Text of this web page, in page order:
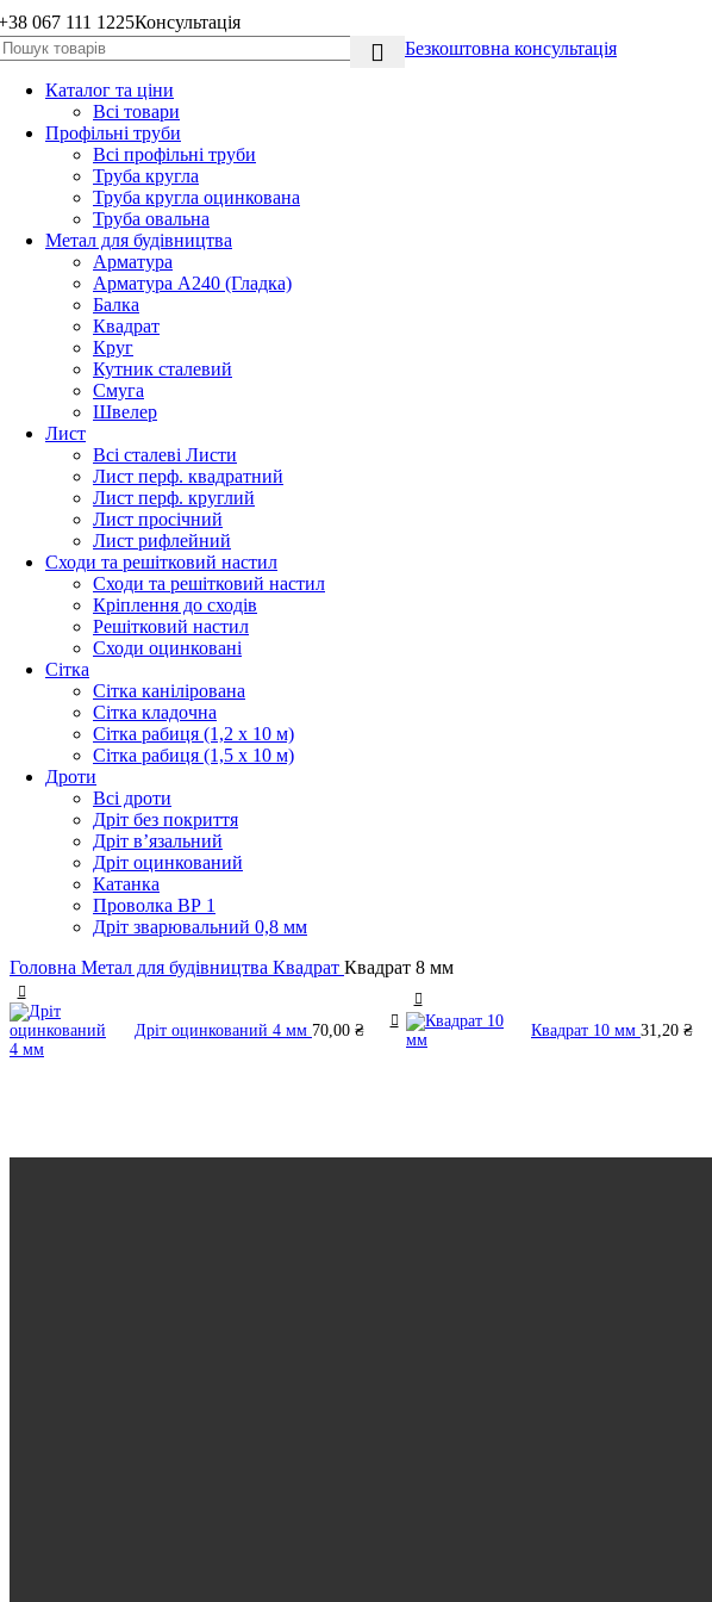
067 111 1225Консультація
Безкоштовна консультація
Каталог та ціни
Всі товари
Профільні труби
Всі профільні труби
Труба кругла
Труба кругла оцинкована
Труба овальна
Метал для будівництва
Арматура
Арматура А240 (Гладка)
Балка
Квадрат
Круг
Кутник сталевий
Смуга
Швелер
Лист
Всі сталеві Листи
Лист перф. квадратний
Лист перф. круглий
Лист просічний
Лист рифлейний
Сходи та решітковий настил
Сходи та решітковий настил
Кріплення до сходів
Решітковий настил
Сходи оцинковані
Сітка
Сітка канілірована
Сітка кладочна
Сітка рабиця (1,2 x 10 м)
Сітка рабиця (1,5 x 10 м)
Дроти
Всі дроти
Дріт без покриття
Дріт в’язальний
Дріт оцинкований
Катанка
Проволка ВР 1
Дріт зварювальний 0,8 мм
Головна Метал для будівництва Квадрат Квадрат 8 мм
Дріт оцинкований 4 мм 70,00 ₴ Квадрат 10 мм 31,20 ₴